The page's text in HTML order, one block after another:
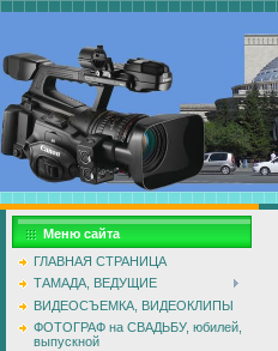
Меню сайта
ГЛАВНАЯ СТРАНИЦА
ТАМАДА, ВЕДУЩИЕ
ВИДЕОСЪЕМКА, ВИДЕОКЛИПЫ
ФОТОГРАФ на СВАДЬБУ, юбилей,
выпускной